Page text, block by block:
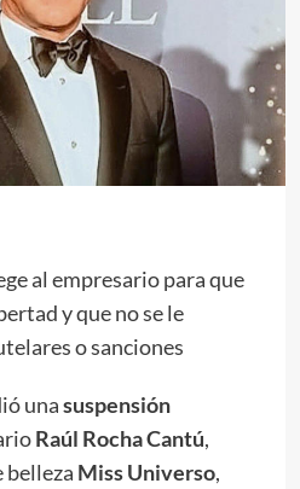
al empresario para que
y que no se le
o sanciones
unasuspensión
Raúl Rocha Cantú,
belleza Miss Universo,